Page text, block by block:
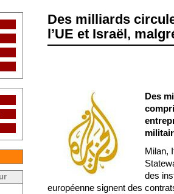
Des milliards
l’UE et Israël,
Des
Milan,
des
européenne signent des